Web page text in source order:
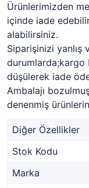
Ürünlerimizden
içinde iade
alabilirsiniz.
Siparişinizi yanlış
düşülerek iade
Ambalajı
denenmiş
Diğer Özellikler
Stok Kodu
Marka